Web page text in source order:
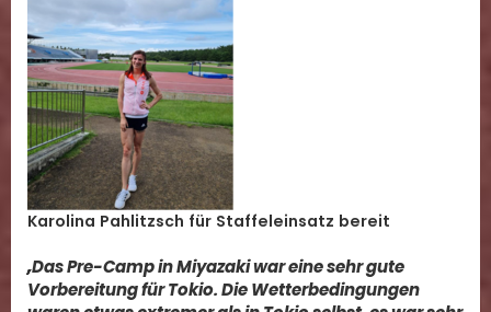
Karolina Pahlitzsch für Staffeleinsatz bereit
„Das Pre-Camp in Miyazaki war eine sehr gute
Vorbereitung für Tokio. Die Wetterbedingungen